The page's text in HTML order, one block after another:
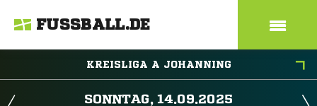
FUSSBALL.DE
KREISLIGA A JOHANNING
 